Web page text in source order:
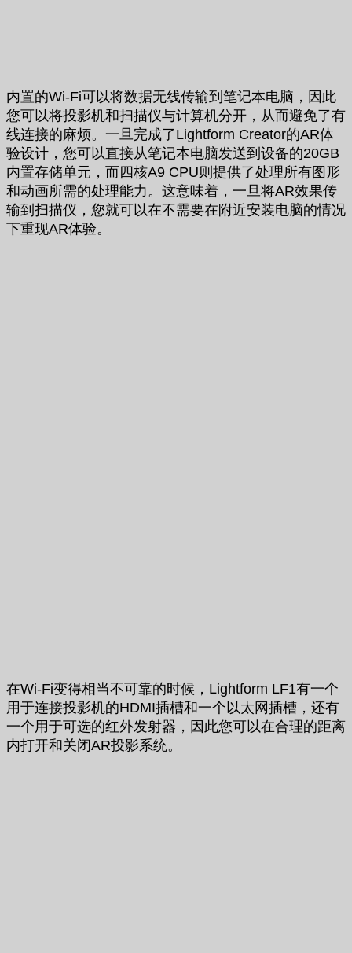
内置的Wi-Fi可以将数据无线传输到笔记本电脑，因此
您可以将投影机和扫描仪与计算机分开，从而避免了有
线连接的麻烦。一旦完成了Lightform Creator的AR体
验设计，您可以直接从笔记本电脑发送到设备的20GB
内置存储单元，而四核A9 CPU则提供了处理所有图形
和动画所需的处理能力。这意味着，一旦将AR效果传
输到扫描仪，您就可以在不需要在附近安装电脑的情况
下重现AR体验。
在Wi-Fi变得相当不可靠的时候，Lightform LF1有一个
用于连接投影机的HDMI插槽和一个以太网插槽，还有
一个用于可选的红外发射器，因此您可以在合理的距离
内打开和关闭AR投影系统。